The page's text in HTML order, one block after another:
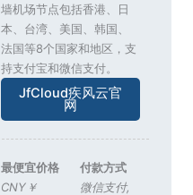
墙机场节点包括香港、日
本、台湾、美国、韩国、
法国等8个国家和地区，支
持支付宝和微信支付。
JfCloud疾风云官
网
最便宜价格
CNY￥
付款方式
微信支付,